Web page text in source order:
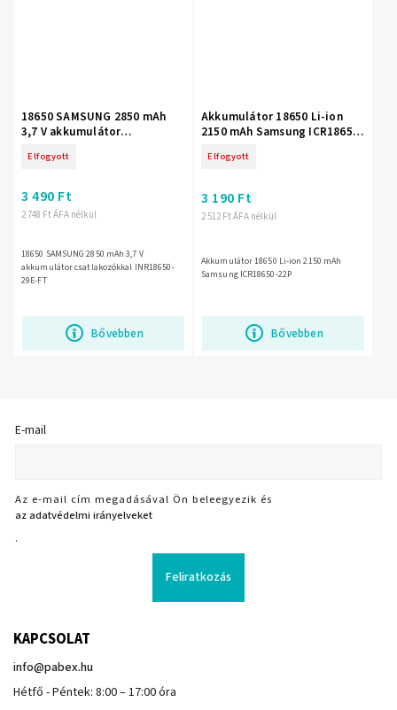
18650 SAMSUNG 2850 mAh
3,7 V akkumulátor
29E-FT
Elfogyott
2 748 Ft ÁFA nélkül
3 490 Ft
Bővebben
18650 SAMSUNG 2850 mAh 3,7 V
akkumulátor csatlakozókkal INR18650-
29E-FT
Akkumulátor 18650 Li-ion
2150 mAh Samsung ICR18650-
Elfogyott
2 512 Ft ÁFA nélkül
3 190 Ft
Bővebben
Akkumulátor 18650 Li-ion 2150 mAh
Samsung ICR18650-22P
E-mail
Az e-mail cím megadásával Ön beleegyezik és
az adatvédelmi irányelveket
.
Feliratkozás
KAPCSOLAT
info@pabex.hu
Hétfő - Péntek: 8:00 – 17:00 óra